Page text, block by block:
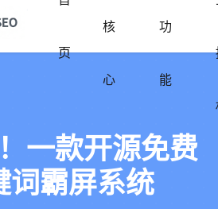
页
核
心
功
能
一款开源免费
词霸屏系统